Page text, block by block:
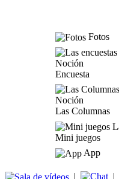
Fotos
Encuesta
Las Columnas
Mini juegos
App
| |